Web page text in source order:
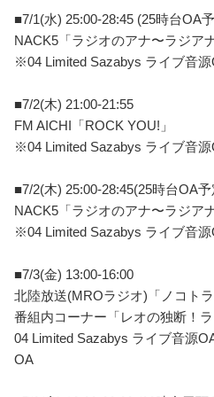
■7/1(水) 25:00-28:45 (25時台OA
NACK5「ラジオのアナ〜ラジアナ
※04 Limited Sazabys ライブ音源
■7/2(木) 21:00-21:55
FM AICHI「ROCK YOU!」
※04 Limited Sazabys ライブ音源
■7/2(木) 25:00-28:45(25時台OA予
NACK5「ラジオのアナ〜ラジアナ
※04 Limited Sazabys ライブ音源
■7/3(金) 13:00-16:00
北陸放送(MROラジオ)「ノコトラ
番組内コーナー「レオの独断！ラ
04 Limited Sazabys ライブ音源
OA